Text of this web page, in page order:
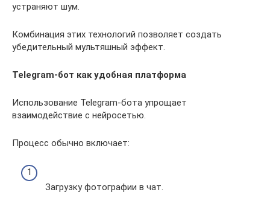
устраняют шум.
Комбинация этих технологий позволяет создать
убедительный мультяшный эффект.
Telegram-бот как удобная платформа
Использование Telegram-бота упрощает
взаимодействие с нейросетью.
Процесс обычно включает:
Загрузку фотографии в чат.